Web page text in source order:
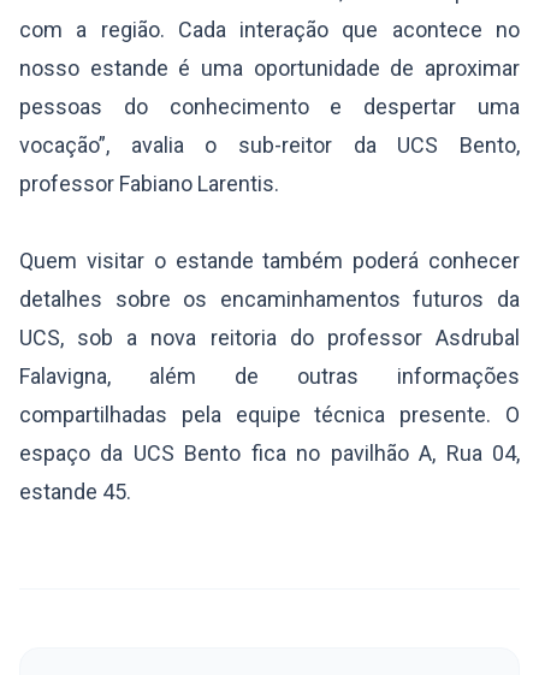
com a região. Cada interação que acontece no
nosso estande é uma oportunidade de aproximar
pessoas do conhecimento e despertar uma
vocação”, avalia o sub-reitor da UCS Bento,
professor Fabiano Larentis.
Quem visitar o estande também poderá conhecer
detalhes sobre os encaminhamentos futuros da
UCS, sob a nova reitoria do professor Asdrubal
Falavigna, além de outras informações
compartilhadas pela equipe técnica presente. O
espaço da UCS Bento fica no pavilhão A, Rua 04,
estande 45.